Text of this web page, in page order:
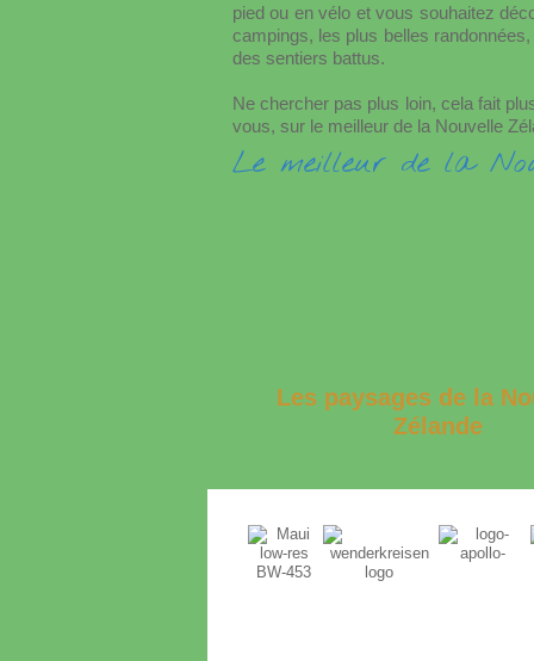
pied ou en vélo et vous souhaitez
campings, les plus belles
des sentiers battus.
Ne chercher pas plus loin, cela fait
vous, sur le meilleur de la Nouvelle
Le meilleur de la
Les paysages de la
Zélande